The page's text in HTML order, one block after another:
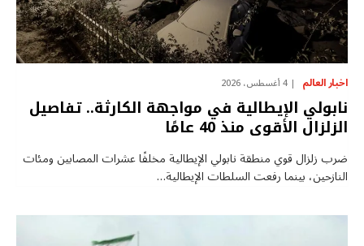
اخبار العالم 4 أغسطس، 2026
نابولي الإيطالية في مواجهة الكارثة.. تفاصيل
الزلزال الأقوى منذ 40 عامًا
ضرب زلزال قوي منطقة نابولي الإيطالية مخلفًا عشرات المصابين ومئات
النازحين، بينما رفعت السلطات الإيطالية…